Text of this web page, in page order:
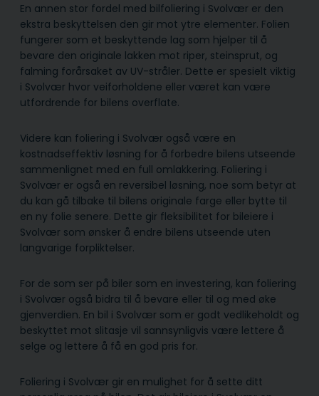
En annen stor fordel med bilfoliering i Svolvær er den
ekstra beskyttelsen den gir mot ytre elementer. Folien
fungerer som et beskyttende lag som hjelper til å
bevare den originale lakken mot riper, steinsprut, og
falming forårsaket av UV-stråler. Dette er spesielt viktig
i Svolvær hvor veiforholdene eller været kan være
utfordrende for bilens overflate.
Videre kan foliering i Svolvær også være en
kostnadseffektiv løsning for å forbedre bilens utseende
sammenlignet med en full omlakkering. Foliering i
Svolvær er også en reversibel løsning, noe som betyr at
du kan gå tilbake til bilens originale farge eller bytte til
en ny folie senere. Dette gir fleksibilitet for bileiere i
Svolvær som ønsker å endre bilens utseende uten
langvarige forpliktelser.
For de som ser på biler som en investering, kan foliering
i Svolvær også bidra til å bevare eller til og med øke
gjenverdien. En bil i Svolvær som er godt vedlikeholdt og
beskyttet mot slitasje vil sannsynligvis være lettere å
selge og lettere å få en god pris for.
Foliering i Svolvær gir en mulighet for å sette ditt